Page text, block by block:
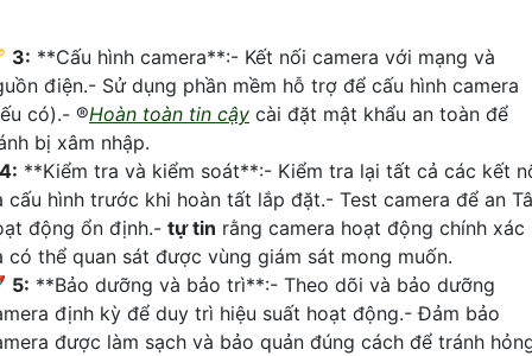
3: **Cấu hình camera**:- Kết nối camera với mạng và
điện.- Sử dụng phần mềm hỗ trợ để cấu hình camera
có).- ®️Hoàn toàn tin cậy cài đặt mật khẩu an toàn để
bị xâm nhập.
4: **Kiểm tra và kiểm soát**:- Kiểm tra lại tất cả các kết
cấu hình trước khi hoàn tất lắp đặt.- Test camera để an
động ổn định.- tự tin rằng camera hoạt động chính xác
có thể quan sát được vùng giám sát mong muốn.
5: **Bảo dưỡng và bảo trì**:- Theo dõi và bảo dưỡng
định kỳ để duy trì hiệu suất hoạt động.- Đảm bảo
được làm sạch và bảo quản đúng cách để tránh